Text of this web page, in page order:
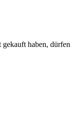
gekauft haben, dürfen